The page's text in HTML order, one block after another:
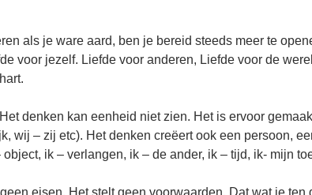
als je ware aard, ben je bereid steeds meer te
voor jezelf. Liefde voor anderen, Liefde voor de
Het denken kan eenheid niet zien. Het is ervoor
wij – zij etc). Het denken creëert ook een persoon,
ik – verlangen, ik – de ander, ik – tijd, ik- mijn
eisen. Het stelt geen voorwaarden. Dat wat je